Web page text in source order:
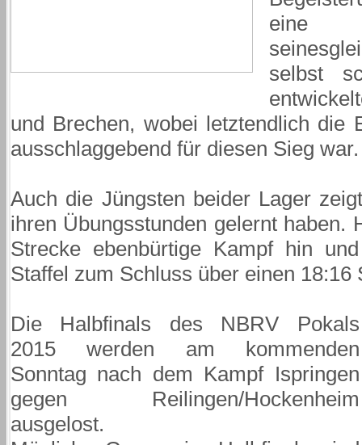
eine
selbst
und Brechen, wobei letztendlich die
ausschlaggebend für diesen Sieg war.
Auch die Jüngsten beider Lager
ihren Übungsstunden gelernt haben.
Strecke ebenbürtige Kampf hin
Staffel zum Schluss über einen 18:16
Die Halbfinals des NBRV Pokals
2015 werden am kommenden
Sonntag nach dem Kampf Ispringen
gegen Reilingen/Hockenheim
ausgelost.